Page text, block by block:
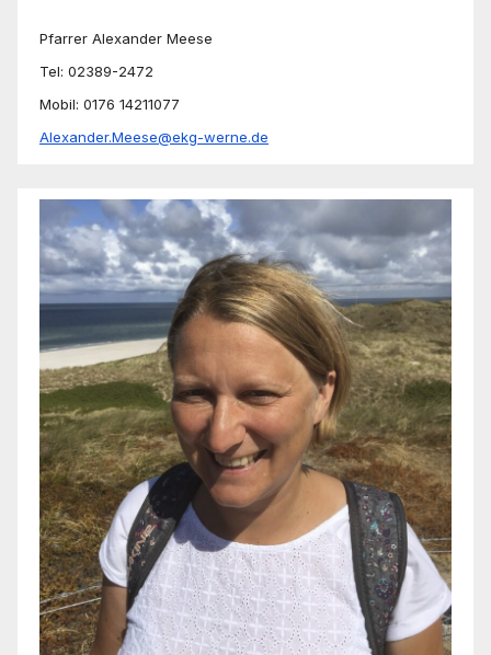
Pfarrer Alexander Meese
Tel: 02389-2472
Mobil: 0176 14211077
Alexander.Meese@ekg-werne.de